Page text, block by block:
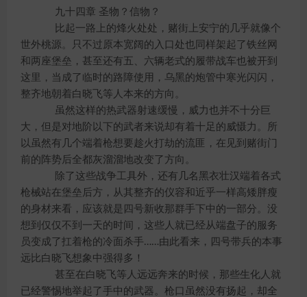
九十四章 圣物？信物？
比起一路上的烽火处处，赌街上安宁的几乎就像个
世外桃源。只不过原本宽阔的入口处也同样架起了铁丝网
和两座堡垒，甚至还有五、六辆老式的履带战车也被开到
这里，当成了临时的路障使用，乌黑的炮管中寒光闪闪，
整齐地朝着白晓飞等人本来的方向。
虽然这样的热武器射速缓慢，威力也并不十分巨
大，但是对地阶以下的武者来说却有着十足的威慑力。所
以虽然有几个端着枪想要趁火打劫的流匪，在见到赌街门
前的阵势后全都灰溜溜地改变了方向。
除了这些战争工具外，还有几名黑衣壮汉端着各式
枪械站在堡垒后方，从其整齐的仪容和近乎一样高矮胖瘦
的身材来看，应该就是四号新收那群手下中的一部分。没
想到仅仅不到一天的时间，这些人就已经从端盘子的服务
员变成了扛着枪的冷面杀手……由此看来，四号带兵的本事
远比白晓飞想象中强得多！
甚至在白晓飞等人远远奔来的时候，那些生化人就
已经警惕地举起了手中的武器。枪口虽然没有扬起，却全